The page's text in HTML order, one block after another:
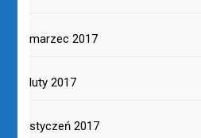
marzec 2017
luty 2017
styczeń 2017